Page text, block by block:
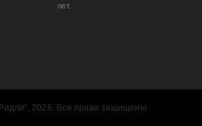
лет.
2026. Все права защищены.